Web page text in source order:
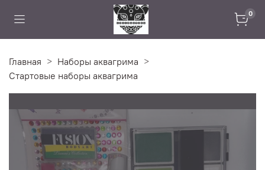
0
Главная
Наборы аквагрима
Стартовые наборы аквагрима